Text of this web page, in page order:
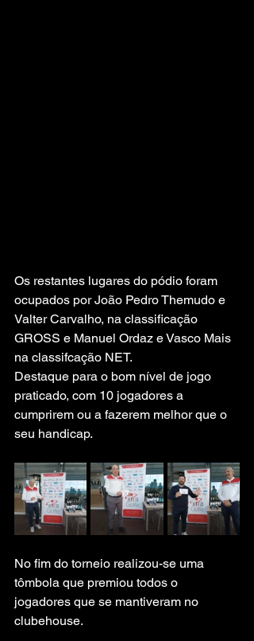
Os restantes lugares do pódio foram
ocupados por João Pedro Themudo e
Valter Carvalho, na classificação
GROSS e Manuel Ordaz e Vasco Mais
na classifcação NET.
Destaque para o bom nível de jogo
praticado, com 10 jogadores a
cumprirem ou a fazerem melhor que o
seu handicap.
No fim do torneio realizou-se uma
tômbola que premiou todos o
jogadores que se mantiveram no
clubehouse.